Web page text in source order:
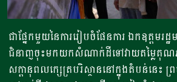
ជាផ្នែកមួយនៃការរៀបចំផែនការ ឯកឧត្តមរដ្ឋ
ជំនាញចុះមកយកសំណាក់ដីទៅវាយតម្លៃគុណ
សក្តានុពលក្សេត្របរិស្ថាននៅក្នុងតំបន់នេះ ព្រ